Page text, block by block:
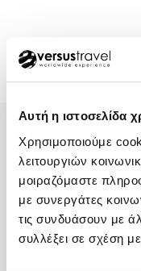
Αυτή η ιστοσελίδα
Χρησιμοποιούμε
λειτουργιών
μοιραζόμαστε
με συνεργάτες
τις συνδυάσουν με
συλλέξει σε σχέση
ΑΘΗΝΑ –
+30 210 32 32
+30 210 32 32